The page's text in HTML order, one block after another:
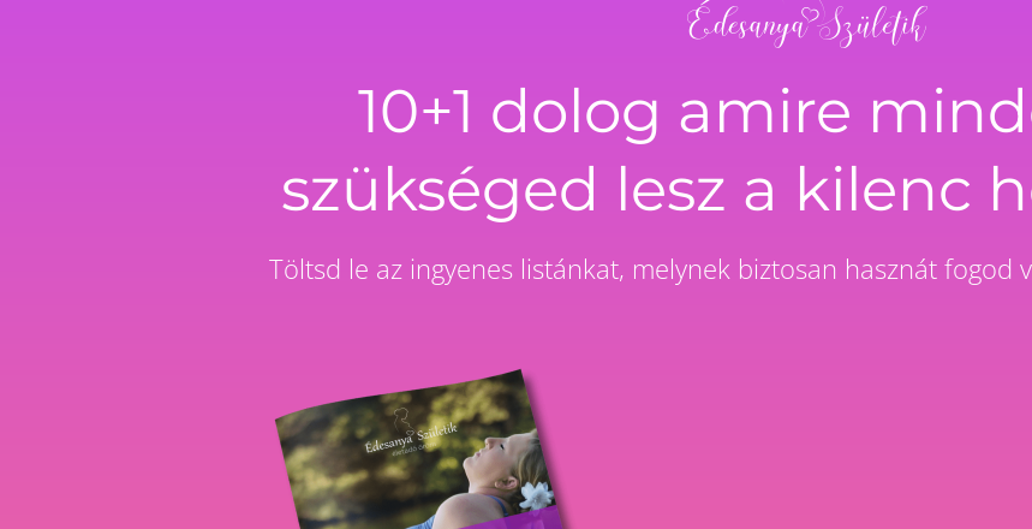
10+1 dolog amire
szükséged lesz a kilenc
Töltsd le az ingyenes listánkat, melynek biztosan hasznát fogod